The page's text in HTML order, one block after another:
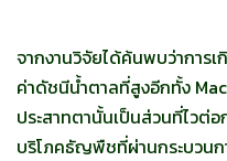
จากงานวิจัยได้ค้นพบว่าการเ
ค่าดัชนีน้ำตาลที่สูงอีกทั้ง
ประสาทตานั้นเป็นส่วนที่ไวต่
บริโภคธัญพืชที่ผ่านกระบวนก